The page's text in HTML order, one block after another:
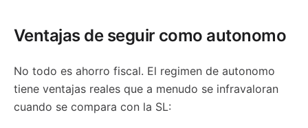
Ventajas de seguir como autonomo
No todo es ahorro fiscal. El regimen de autonomo
tiene ventajas reales que a menudo se infravaloran
cuando se compara con la SL: